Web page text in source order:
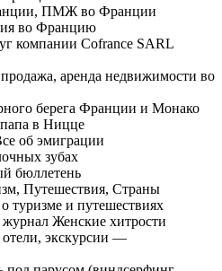
ПМЖ во Франции
во Францию
компании Cofrance SARL
аренда недвижимости во
берега Франции и Монако
в Ницце
об эмиграции
зубах
бюллетень
Путешествия, Страны
туризме и путешествиях
Женские хитрости
экскурсии —